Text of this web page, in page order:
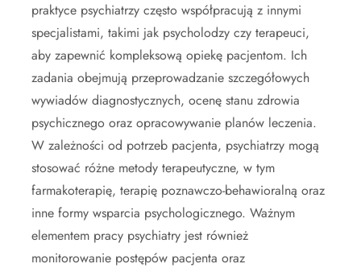
praktyce psychiatrzy często współpracują z innymi
specjalistami, takimi jak psycholodzy czy terapeuci,
aby zapewnić kompleksową opiekę pacjentom. Ich
zadania obejmują przeprowadzanie szczegółowych
wywiadów diagnostycznych, ocenę stanu zdrowia
psychicznego oraz opracowywanie planów leczenia.
W zależności od potrzeb pacjenta, psychiatrzy mogą
stosować różne metody terapeutyczne, w tym
farmakoterapię, terapię poznawczo-behawioralną oraz
inne formy wsparcia psychologicznego. Ważnym
elementem pracy psychiatry jest również
monitorowanie postępów pacjenta oraz